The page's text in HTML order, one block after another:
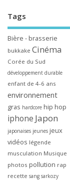
Tags
Bière - brasserie
bukkake Cinéma
Corée du Sud
développement durable
enfant de 4-6 ans
environnement
gras hardcore hip hop
iphone Japon
japonaises jeunes jeux
vidéos légende
musculation Musique
photos pollution rap
recette sang sarkozy